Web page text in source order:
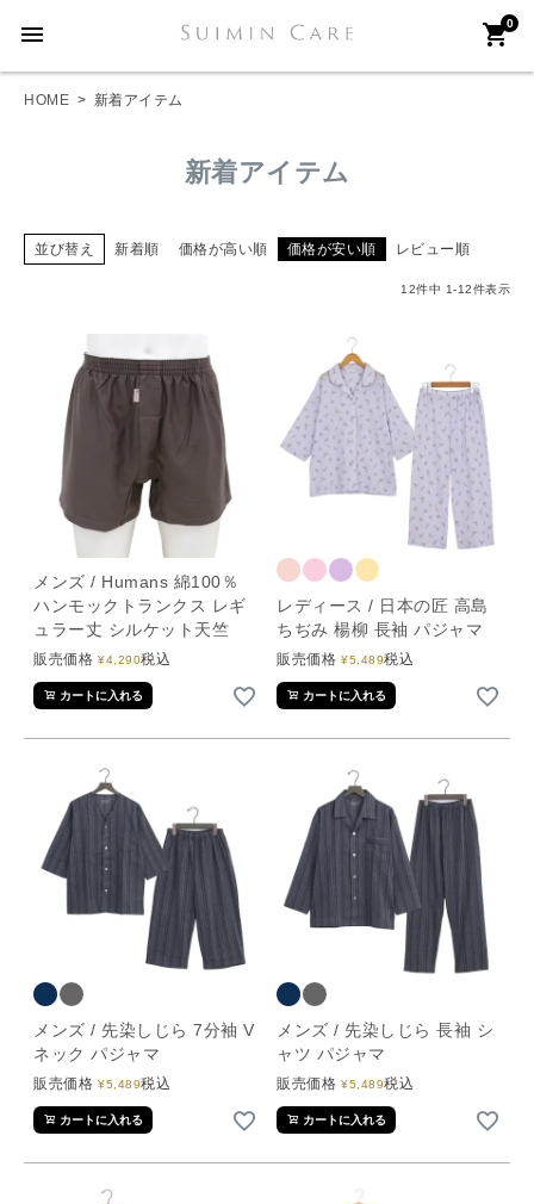
menu 0
shopping_cart
HOME 新着アイテム
新着アイテム
並び替え 新着順 価格が高い順 価格が安い順 レビュー順
12件中 1-12件表示
メンズ / Humans 綿100％
ハンモックトランクス レギ
ュラー丈 シルケット天竺
販売価格 ¥4,290税込
カートに入れる
レディース / 日本の匠 高島
ちぢみ 楊柳 長袖 パジャマ
販売価格 ¥5,489税込
カートに入れる
メンズ / 先染しじら 7分袖 V
ネック パジャマ
販売価格 ¥5,489税込
カートに入れる
メンズ / 先染しじら 長袖 シ
ャツ パジャマ
販売価格 ¥5,489税込
カートに入れる